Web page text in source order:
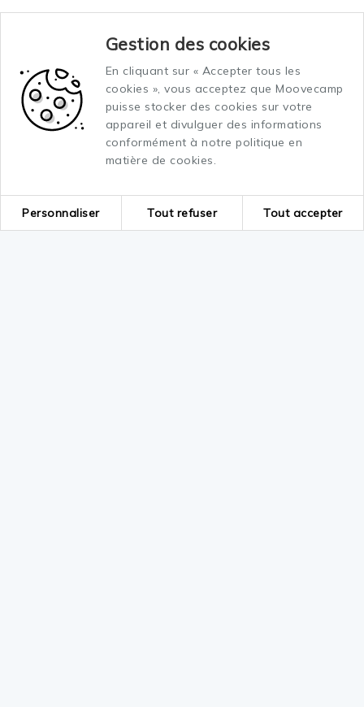
Gestion des cookies
En cliquant sur « Accepter tous les
cookies », vous acceptez que Moovecamp
puisse stocker des cookies sur votre
appareil et divulguer des informations
conformément à notre politique en
matière de cookies.
Personnaliser Tout refuser Tout accepter